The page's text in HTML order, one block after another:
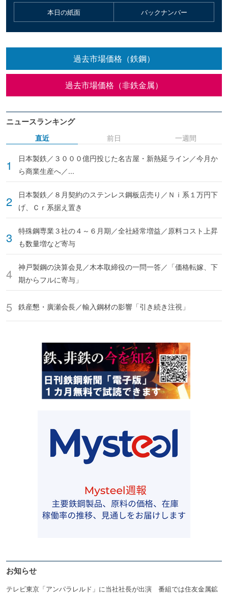
本日の紙面 バックナンバー
過去市場価格（鉄鋼）
過去市場価格（非鉄金属）
ニュースランキング
直近
日本製鉄／３０００億円投じた名古屋・新熱延ライン／今月か
ら商業生産へ／...
日本製鉄／８月契約のステンレス鋼板店売り／Ｎｉ系１万円下
げ、Ｃｒ系据え置き
特殊鋼専業３社の４～６月期／全社経常増益／原料コスト上昇
も数量増など寄与
神戸製鋼の決算会見／木本取締役の一問一答／「価格転嫁、下
期からフルに寄与」
鉄産懇・廣瀬会長／輸入鋼材の影響「引き続き注視」
前日 一週間
お知らせ
テレビ東京「アンパラレルド」に当社社長が出演 番組では住友金属鉱